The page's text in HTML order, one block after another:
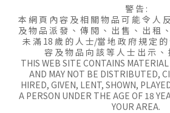
警 告 :
本 網 頁 內 容 及 相 關 物 品 可 能 令 人
及 物 品 派 發 、 傳 閱 、 出 售 、 出 租
未 滿 18 歲 的 人 士/當 地 政 府 規 定
容 及 物 品 向 該 等 人 士 出 示 、
THIS WEB SITE CONTAINS
AND MAY NOT BE DISTRIBUTED,
HIRED, GIVEN, LENT, SHOWN,
A PERSON UNDER THE AGE OF 18
YOUR AREA.